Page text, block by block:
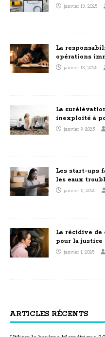
janvier 13, 2025
La
opérations
janvier 13, 2025
La
inexploité à
janvier 9, 2025
Les start-ups
les eaux
janvier 5, 2025
La récidive de
pour la justice
janvier 1, 2025
ARTICLES RÉCENTS